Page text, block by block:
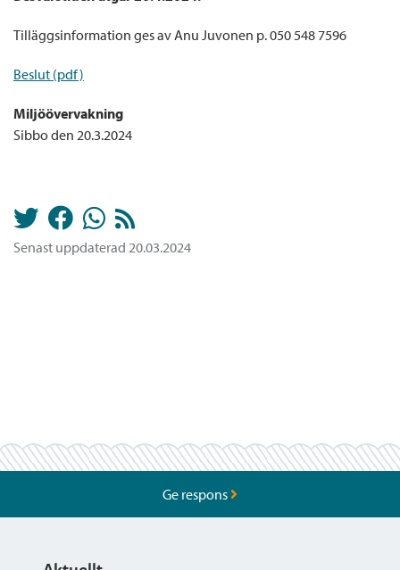
Tilläggsinformation ges av Anu Juvonen p. 050 548 7596
Beslut (pdf)
Miljöövervakning
Sibbo den 20.3.2024
Senast uppdaterad 20.03.2024
Ge respons